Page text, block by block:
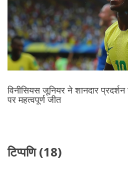
विनीसियस जूनियर ने शानदार प्रदर्शन
पर महत्वपूर्ण जीत
टिप्पणि (18)